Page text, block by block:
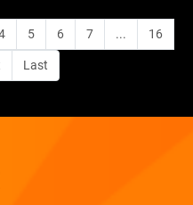
5 6 7 ... 16
Last